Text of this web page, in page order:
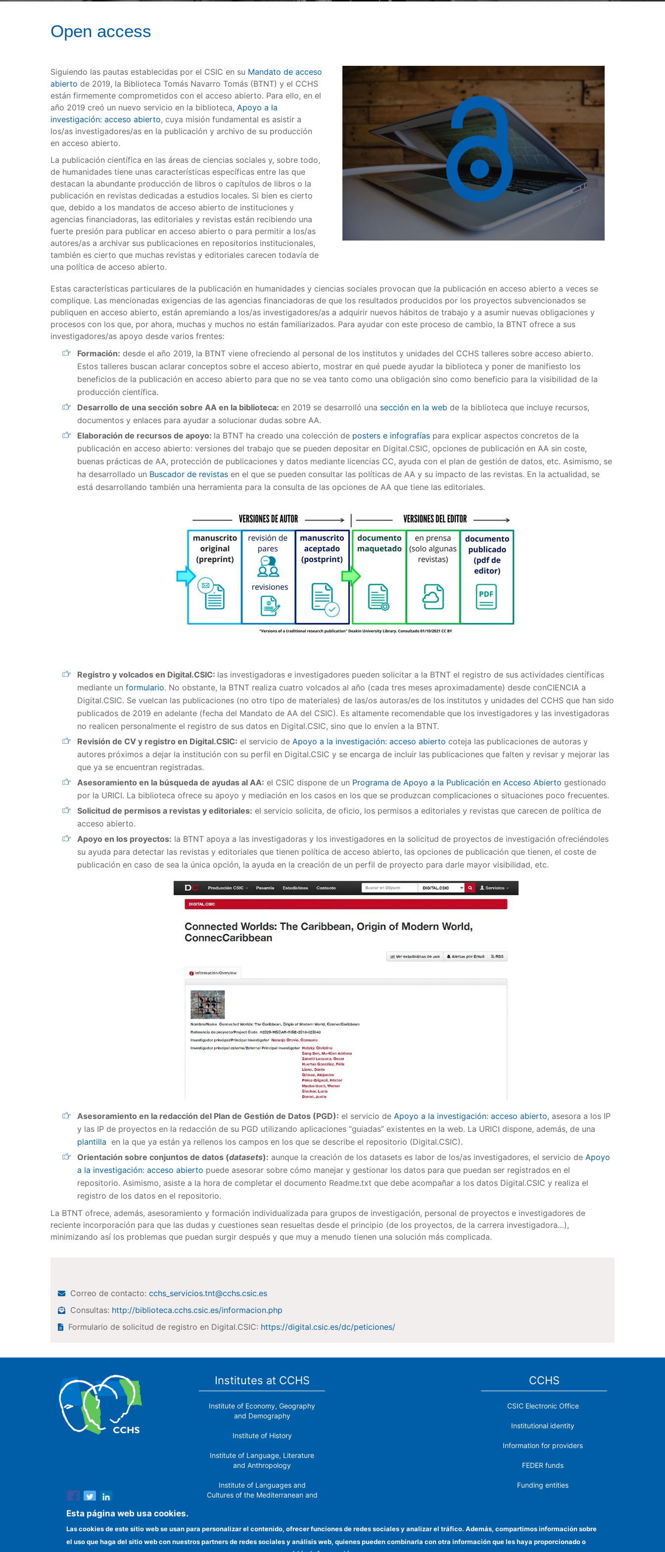
Open access
Siguiendo las pautas establecidas por el CSIC en su Mandato de acceso
abierto de 2019, la Biblioteca Tomás Navarro Tomás (BTNT) y el CCHS
están firmemente comprometidos con el acceso abierto. Para ello, en el
año 2019 creó un nuevo servicio en la biblioteca, Apoyo a la
investigación: acceso abierto, cuya misión fundamental es asistir a
los/as investigadores/as en la publicación y archivo de su producción
en acceso abierto.
La publicación científica en las áreas de ciencias sociales y, sobre todo,
de humanidades tiene unas características específicas entre las que
destacan la abundante producción de libros o capítulos de libros o la
publicación en revistas dedicadas a estudios locales. Si bien es cierto
que, debido a los mandatos de acceso abierto de instituciones y
agencias financiadoras, las editoriales y revistas están recibiendo una
fuerte presión para publicar en acceso abierto o para permitir a los/as
autores/as a archivar sus publicaciones en repositorios institucionales,
también es cierto que muchas revistas y editoriales carecen todavía de
una política de acceso abierto.
Estas características particulares de la publicación en humanidades y ciencias sociales provocan que la publicación en acceso abierto a veces se
complique. Las mencionadas exigencias de las agencias financiadoras de que los resultados producidos por los proyectos subvencionados se
publiquen en acceso abierto, están apremiando a los/as investigadores/as a adquirir nuevos hábitos de trabajo y a asumir nuevas obligaciones y
procesos con los que, por ahora, muchas y muchos no están familiarizados. Para ayudar con este proceso de cambio, la BTNT ofrece a sus
investigadores/as apoyo desde varios frentes:
Formación: desde el año 2019, la BTNT viene ofreciendo al personal de los institutos y unidades del CCHS talleres sobre acceso abierto.
Estos talleres buscan aclarar conceptos sobre el acceso abierto, mostrar en qué puede ayudar la biblioteca y poner de manifiesto los
beneficios de la publicación en acceso abierto para que no se vea tanto como una obligación sino como beneficio para la visibilidad de la
producción científica.
Desarrollo de una sección sobre AA en la biblioteca: en 2019 se desarrolló una sección en la web de la biblioteca que incluye recursos,
documentos y enlaces para ayudar a solucionar dudas sobre AA.
Elaboración de recursos de apoyo: la BTNT ha creado una colección de posters e infografías para explicar aspectos concretos de la
publicación en acceso abierto: versiones del trabajo que se pueden depositar en Digital.CSIC, opciones de publicación en AA sin coste,
buenas prácticas de AA, protección de publicaciones y datos mediante licencias CC, ayuda con el plan de gestión de datos, etc. Asimismo, se
ha desarrollado un Buscador de revistas en el que se pueden consultar las políticas de AA y su impacto de las revistas. En la actualidad, se
está desarrollando también una herramienta para la consulta de las opciones de AA que tiene las editoriales.
Registro y volcados en Digital.CSIC: las investigadoras e investigadores pueden solicitar a la BTNT el registro de sus actividades científicas
mediante un formulario. No obstante, la BTNT realiza cuatro volcados al año (cada tres meses aproximadamente) desde conCIENCIA a
Digital.CSIC. Se vuelcan las publicaciones (no otro tipo de materiales) de las/os autoras/es de los institutos y unidades del CCHS que han sido
publicados de 2019 en adelante (fecha del Mandato de AA del CSIC). Es altamente recomendable que los investigadores y las investigadoras
no realicen personalmente el registro de sus datos en Digital.CSIC, sino que lo envíen a la BTNT.
Revisión de CV y registro en Digital.CSIC: el servicio de Apoyo a la investigación: acceso abierto coteja las publicaciones de autoras y
autores próximos a dejar la institución con su perfil en Digital.CSIC y se encarga de incluir las publicaciones que falten y revisar y mejorar las
que ya se encuentran registradas.
Asesoramiento en la búsqueda de ayudas al AA: el CSIC dispone de un Programa de Apoyo a la Publicación en Acceso Abierto gestionado
por la URICI. La biblioteca ofrece su apoyo y mediación en los casos en los que se produzcan complicaciones o situaciones poco frecuentes.
Solicitud de permisos a revistas y editoriales: el servicio solicita, de oficio, los permisos a editoriales y revistas que carecen de política de
acceso abierto.
Apoyo en los proyectos: la BTNT apoya a las investigadoras y los investigadores en la solicitud de proyectos de investigación ofreciéndoles
su ayuda para detectar las revistas y editoriales que tienen política de acceso abierto, las opciones de publicación que tienen, el coste de
publicación en caso de sea la única opción, la ayuda en la creación de un perfil de proyecto para darle mayor visibilidad, etc.
Asesoramiento en la redacción del Plan de Gestión de Datos (PGD): el servicio de Apoyo a la investigación: acceso abierto, asesora a los IP
y las IP de proyectos en la redacción de su PGD utilizando aplicaciones “guiadas” existentes en la web. La URICI dispone, además, de una
plantilla en la que ya están ya rellenos los campos en los que se describe el repositorio (Digital.CSIC).
Orientación sobre conjuntos de datos (datasets): aunque la creación de los datasets es labor de los/as investigadores, el servicio de Apoyo
a la investigación: acceso abierto puede asesorar sobre cómo manejar y gestionar los datos para que puedan ser registrados en el
repositorio. Asimismo, asiste a la hora de completar el documento Readme.txt que debe acompañar a los datos Digital.CSIC y realiza el
registro de los datos en el repositorio.
La BTNT ofrece, además, asesoramiento y formación individualizada para grupos de investigación, personal de proyectos e investigadores de
reciente incorporación para que las dudas y cuestiones sean resueltas desde el principio (de los proyectos, de la carrera investigadora…),
minimizando así los problemas que puedan surgir después y que muy a menudo tienen una solución más complicada.
Correo de contacto: cchs_servicios.tnt@cchs.csic.es
Consultas: http://biblioteca.cchs.csic.es/informacion.php
Formulario de solicitud de registro en Digital.CSIC: https://digital.csic.es/dc/peticiones/
Institutes at CCHS
Institute of Economy, Geography
and Demography
Institute of History
Institute of Language, Literature
and Anthropology
Institute of Languages ​​and
Cultures of the Mediterranean and
Institute of Philosophy
Institute of Public Policies and
CCHS
CSIC Electronic Office
Institutional identity
Information for providers
FEDER funds
Funding entities
Location
Esta página web usa cookies.
Las cookies de este sitio web se usan para personalizar el contenido, ofrecer funciones de redes sociales y analizar el tráfico. Además, compartimos información sobre
el uso que haga del sitio web con nuestros partners de redes sociales y análisis web, quienes pueden combinarla con otra información que les haya proporcionado o